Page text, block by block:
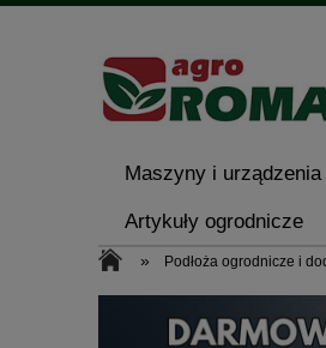
Maszyny i urządzenia
Artykuły ogrodnicze
Kontakt i dane firmy
» Podłoża ogrodnicze i